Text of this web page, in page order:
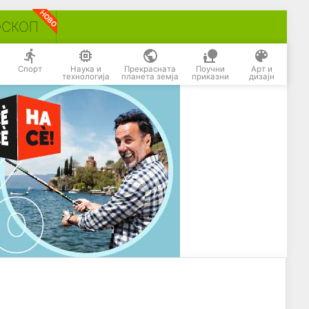
Спорт Наука и
технологија
Прекрасната
планета земја
Поучни
приказни
Арт и
дизајн